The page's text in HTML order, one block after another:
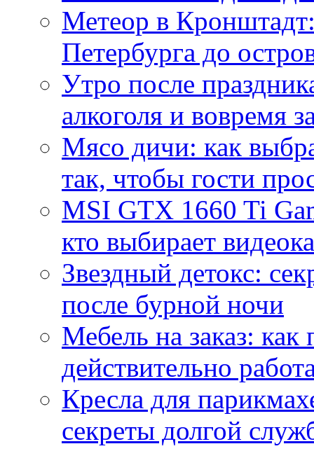
Метеор в
Петербурга до
Утро после
алкоголя и вовремя
Мясо дичи: как
так, чтобы гости
MSI GTX 1660 Ti
кто выбирает
Звездный детокс:
после бурной ночи
Мебель на заказ:
действительно
Кресла для
секреты долгой